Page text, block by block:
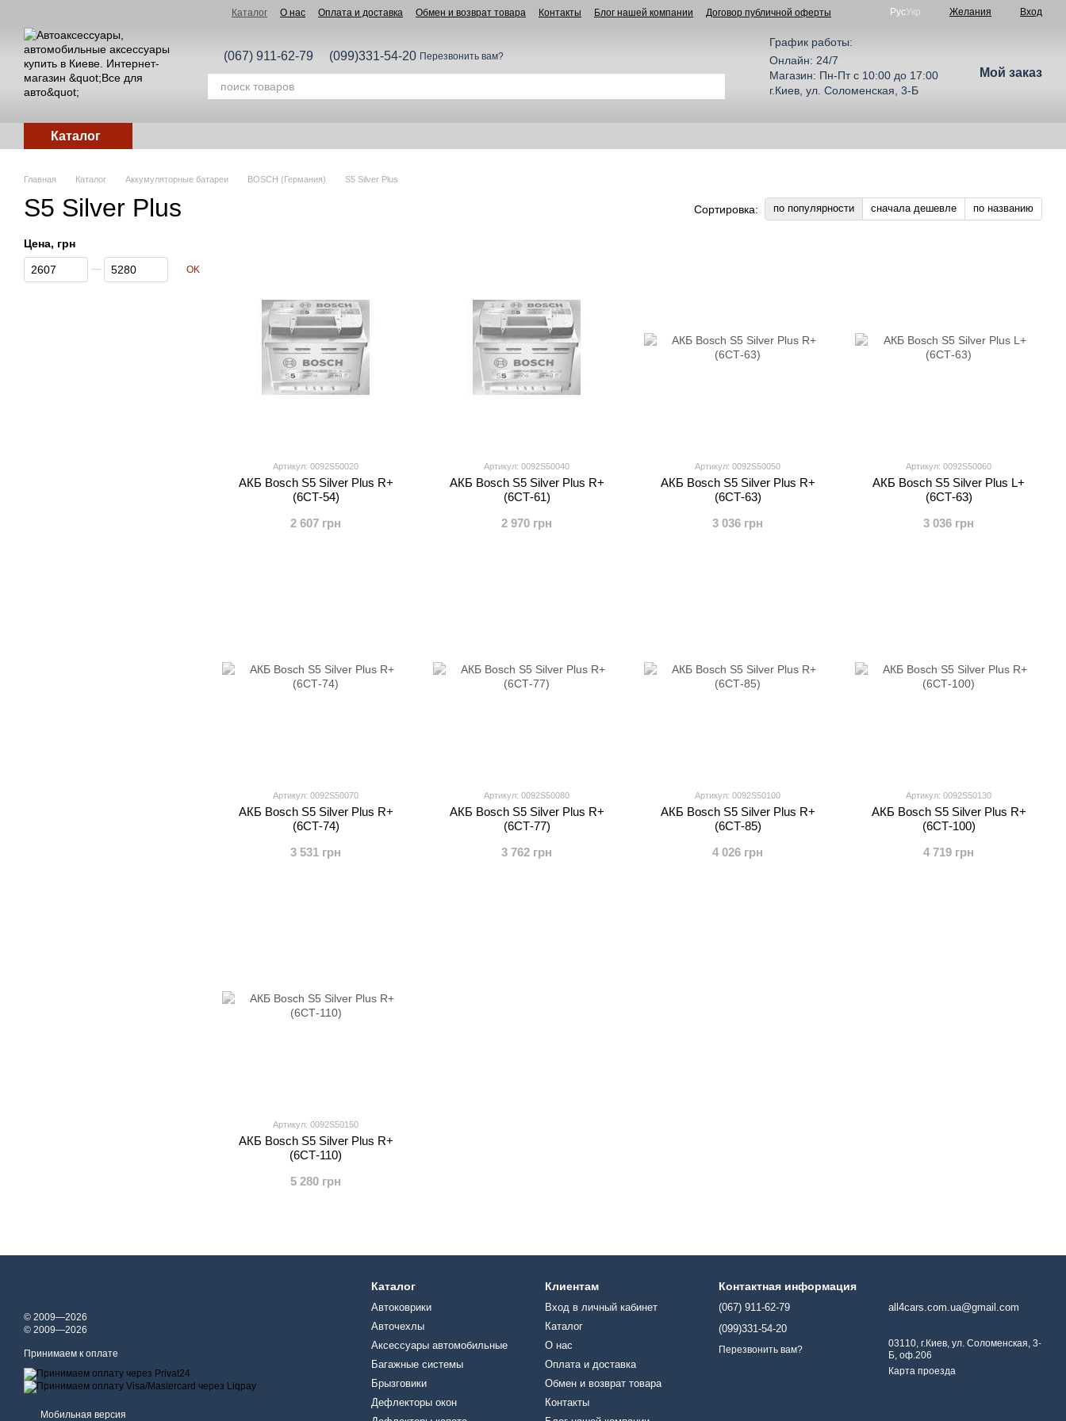
Каталог О нас Оплата и доставка Обмен и возврат товара Контакты Блог нашей компании Договор публичной оферты РусУкр Желания Вход
(067) 911-62-79 (099)331-54-20 Перезвонить вам?
График работы:
Онлайн: 24/7
Магазин: Пн-Пт с 10:00 до 17:00
г.Киев, ул. Соломенская, 3-Б
Мой заказ
Каталог
Главная Каталог Аккумуляторные батареи BOSCH (Германия) S5 Silver Plus
S5 Silver Plus Сортировка: по популярности сначала дешевле по названию
Артикул: 0092S50020
АКБ Bosch S5 Silver Plus R+
(6СТ-54)
2 607 грн
Артикул: 0092S50040
АКБ Bosch S5 Silver Plus R+
(6СТ-61)
2 970 грн
Артикул: 0092S50050
АКБ Bosch S5 Silver Plus R+
(6СТ-63)
3 036 грн
Артикул: 0092S50060
АКБ Bosch S5 Silver Plus L+
(6СТ-63)
3 036 грн
Артикул: 0092S50070
АКБ Bosch S5 Silver Plus R+
(6СТ-74)
3 531 грн
Артикул: 0092S50080
АКБ Bosch S5 Silver Plus R+
(6СТ-77)
3 762 грн
Артикул: 0092S50100
АКБ Bosch S5 Silver Plus R+
(6СТ-85)
4 026 грн
Артикул: 0092S50130
АКБ Bosch S5 Silver Plus R+
(6СТ-100)
4 719 грн
Артикул: 0092S50150
АКБ Bosch S5 Silver Plus R+
(6СТ-110)
5 280 грн
Цена, грн
От Цена, грн
До Цена, грн OK
© 2009—2026
© 2009—2026
Принимаем к оплате
Мобильная версия
Каталог
Автоковрики
Авточехлы
Аксессуары автомобильные
Багажные системы
Брызговики
Дефлекторы окон
Клиентам
Вход в личный кабинет
Каталог
О нас
Оплата и доставка
Обмен и возврат товара
Контакты
Контактная информация
(067) 911-62-79
(099)331-54-20
Перезвонить вам?
all4cars.com.ua@gmail.com
03110, г.Киев, ул. Соломенская, 3-
Б, оф.206
Карта проезда